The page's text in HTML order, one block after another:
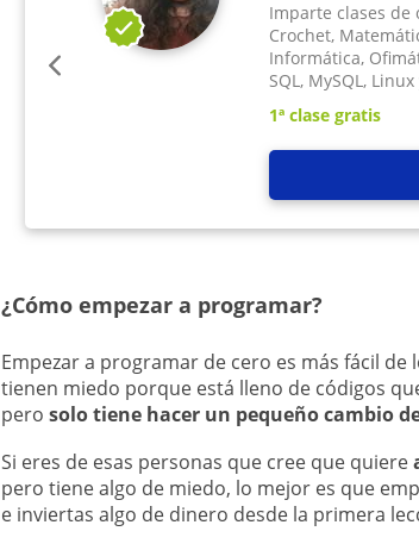
Imparte clases de
Crochet,
Informática,
SQL, MySQL,
1ª clase gratis
¿Cómo empezar a programar?
Empezar a programar de cero es más fácil
tienen miedo porque está lleno de códigos
pero solo tiene hacer un pequeño cambio
Si eres de esas personas que cree que quiere
pero tiene algo de miedo, lo mejor es que
e inviertas algo de dinero desde la primera